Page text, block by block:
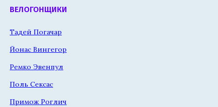
ВЕЛОГОНЩИКИ
Тадей Погачар
Йонас Вингегор
Ремко Эвенпул
Поль Сексас
Примож Роглич